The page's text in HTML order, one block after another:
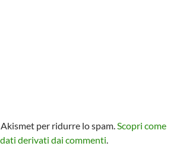
per ridurre lo spam.Scopri come
derivati dai commenti.